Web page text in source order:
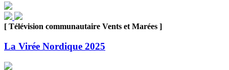
[ Télévision communautaire Vents et Marées ]
La Virée Nordique 2025